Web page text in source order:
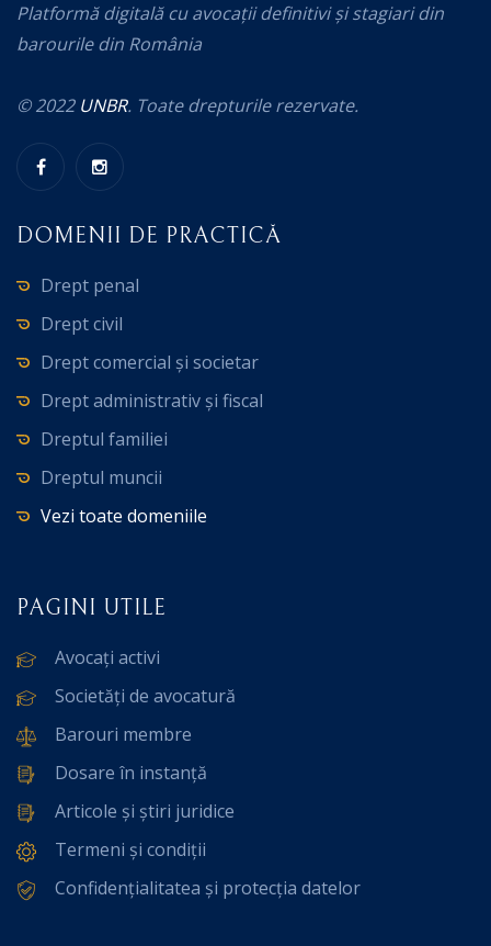
Platformă digitală cu avocații definitivi și stagiari din
barourile din România
© 2022 UNBR. Toate drepturile rezervate.
DOMENII DE PRACTICĂ
Drept penal
Drept civil
Drept comercial și societar
Drept administrativ și fiscal
Dreptul familiei
Dreptul muncii
Vezi toate domeniile
PAGINI UTILE
Avocați activi
Societăți de avocatură
Barouri membre
Dosare în instanță
Articole și știri juridice
Termeni și condiții
Confidențialitatea și protecția datelor